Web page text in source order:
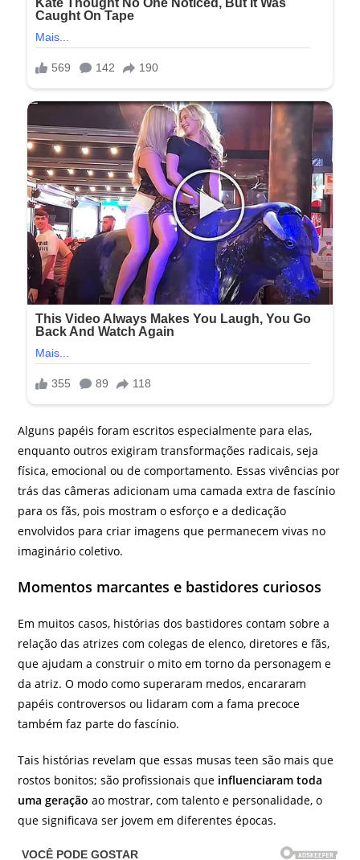
Alguns papéis foram escritos especialmente para elas,
enquanto outros exigiram transformações radicais, seja
física, emocional ou de comportamento. Essas vivências por
trás das câmeras adicionam uma camada extra de fascínio
para os fãs, pois mostram o esforço e a dedicação
envolvidos para criar imagens que permanecem vivas no
imaginário coletivo.
Momentos marcantes e bastidores curiosos
Em muitos casos, histórias dos bastidores contam sobre a
relação das atrizes com colegas de elenco, diretores e fãs,
que ajudam a construir o mito em torno da personagem e
da atriz. O modo como superaram medos, encararam
papéis controversos ou lidaram com a fama precoce
também faz parte do fascínio.
Tais histórias revelam que essas musas teen são mais que
rostos bonitos; são profissionais que influenciaram toda
uma geração ao mostrar, com talento e personalidade, o
que significava ser jovem em diferentes épocas.